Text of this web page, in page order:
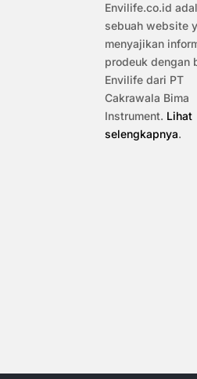
Envilife.co.id
sebuah website
menyajikan
prodeuk dengan
Envilife dari PT
Cakrawala Bima
Instrument. Lihat
selengkapnya.